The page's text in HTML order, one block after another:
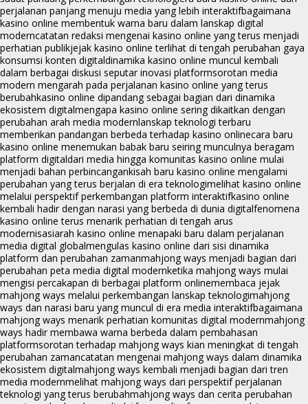
perjalanan panjang menuju media yang lebih interaktifbagaimana
kasino online membentuk warna baru dalam lanskap digital
moderncatatan redaksi mengenai kasino online yang terus menjadi
perhatian publikjejak kasino online terlihat di tengah perubahan gaya
konsumsi konten digitaldinamika kasino online muncul kembali
dalam berbagai diskusi seputar inovasi platformsorotan media
modern mengarah pada perjalanan kasino online yang terus
berubahkasino online dipandang sebagai bagian dari dinamika
ekosistem digitalmengapa kasino online sering dikaitkan dengan
perubahan arah media modernlanskap teknologi terbaru
memberikan pandangan berbeda terhadap kasino onlinecara baru
kasino online menemukan babak baru seiring munculnya beragam
platform digitaldari media hingga komunitas kasino online mulai
menjadi bahan perbincangankisah baru kasino online mengalami
perubahan yang terus berjalan di era teknologimelihat kasino online
melalui perspektif perkembangan platform interaktifkasino online
kembali hadir dengan narasi yang berbeda di dunia digitalfenomena
kasino online terus menarik perhatian di tengah arus
modernisasiarah kasino online menapaki baru dalam perjalanan
media digital globalmengulas kasino online dari sisi dinamika
platform dan perubahan zamanmahjong ways menjadi bagian dari
perubahan peta media digital modernketika mahjong ways mulai
mengisi percakapan di berbagai platform onlinemembaca jejak
mahjong ways melalui perkembangan lanskap teknologimahjong
ways dan narasi baru yang muncul di era media interaktifbagaimana
mahjong ways menarik perhatian komunitas digital modernmahjong
ways hadir membawa warna berbeda dalam pembahasan
platformsorotan terhadap mahjong ways kian meningkat di tengah
perubahan zamancatatan mengenai mahjong ways dalam dinamika
ekosistem digitalmahjong ways kembali menjadi bagian dari tren
media modernmelihat mahjong ways dari perspektif perjalanan
teknologi yang terus berubahmahjong ways dan cerita perubahan